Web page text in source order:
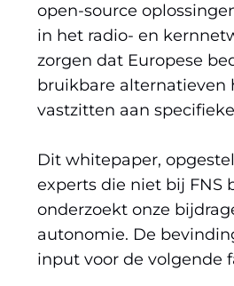
open-source
in het radio- en
zorgen dat Europese
bruikbare alternatieven
vastzitten aan
Dit whitepaper,
experts die niet bij FNS
onderzoekt onze
autonomie. De
input voor de volgende